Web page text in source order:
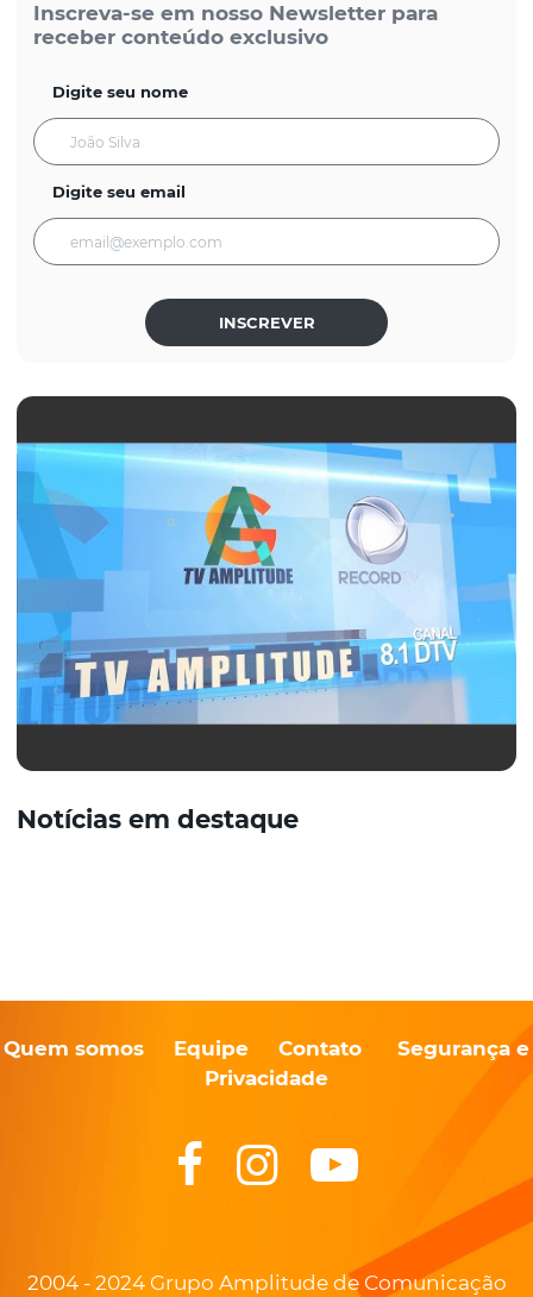
Inscreva-se em nosso Newsletter para
receber conteúdo exclusivo
Digite seu nome
Digite seu email
INSCREVER
Notícias em destaque
Quem somos Equipe Contato
Segurança e
Privacidade
2004 - 2024 Grupo Amplitude de Comunicação